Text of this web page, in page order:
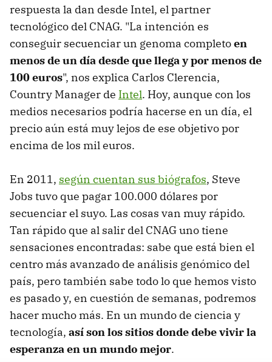
respuesta la dan desde Intel, el partner
tecnológico del CNAG. "La intención es
conseguir secuenciar un genoma completoen
menos de un día desde que llega y por menos de
100 euros", nos explica Carlos Clerencia,
Country Manager de Intel. Hoy, aunque con los
medios necesarios podría hacerse en un día, el
precio aún está muy lejos de ese objetivo por
encima de los mil euros.
En 2011, según cuentan sus biógrafos, Steve
Jobs tuvo que pagar 100.000 dólares por
secuenciar el suyo. Las cosas van muy rápido.
Tan rápido que al salir del CNAG uno tiene
sensaciones encontradas: sabe que está bien el
centro más avanzado de análisis genómico del
país, pero también sabe todo lo que hemos visto
es pasado y, en cuestión de semanas, podremos
hacer mucho más. En un mundo de ciencia y
tecnología, así son los sitios donde debe vivir la
esperanza en un mundo mejor.